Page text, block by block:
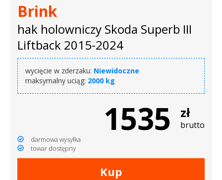
Brink
hak holowniczy Skoda Superb III
Liftback 2015-2024
wycięcie w zderzaku: Niewidoczne
maksymalny uciąg: 2000 kg
1535 zł
brutto
darmowa wysyłka
towar dostępny
Kup